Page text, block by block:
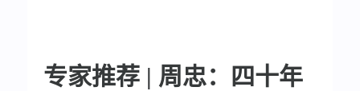
专家推荐 | 周忠：四十年